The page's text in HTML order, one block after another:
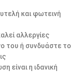
και φωτεινή
αλλεργίες
του ή συνδυάστε το
είναι η ιδανική